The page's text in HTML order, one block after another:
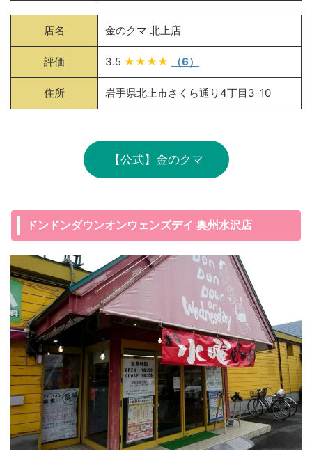
店名 金のクマ 北上店
評価 3.5 ★★★★ （6）
住所 岩手県北上市さくら通り4丁目3-10
【公式】金のクマ
ドンドンダウンオンウェンズデイ 奥州水沢店